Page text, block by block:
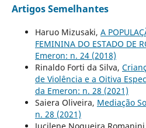
Artigos Semelhantes
Haruo Mizusaki, A
FEMININA DO ESTADO DE
Emeron: n. 24 (2018)
Rinaldo Forti da Silva,
de Violência e a Oitiva
da Emeron: n. 28 (2021)
Saiera Oliveira, Mediação
n. 28 (2021)